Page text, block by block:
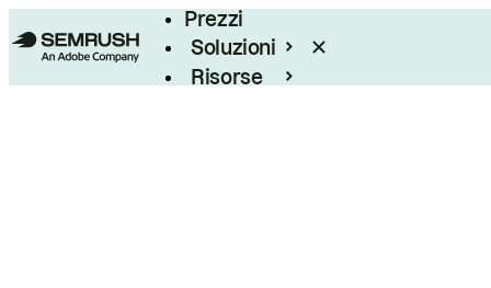
Prezzi
Soluzioni
Risorse